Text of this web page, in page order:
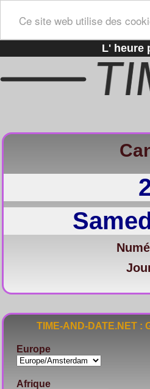
Ce site web utilise des
L' heure
TIME-AND-DATE.NET
Europe
Afrique